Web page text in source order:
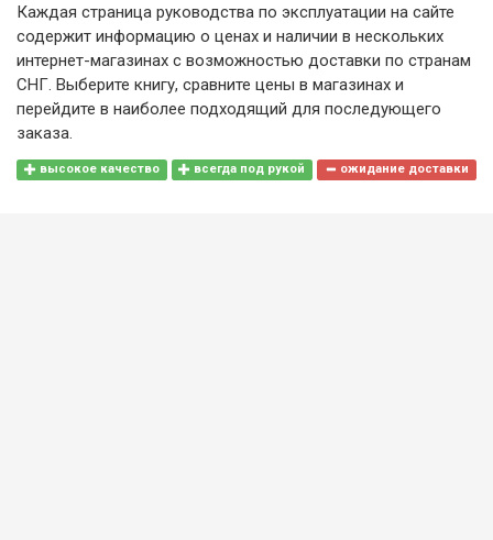
Каждая страница руководства по эксплуатации на сайте
содержит информацию о ценах и наличии в нескольких
интернет-магазинах с возможностью доставки по странам
СНГ. Выберите книгу, сравните цены в магазинах и
перейдите в наиболее подходящий для последующего
заказа.
высокое качество всегда под рукой ожидание доставки